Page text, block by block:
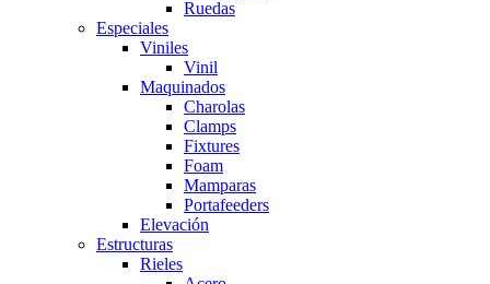
Ruedas
Especiales
Viniles
Vinil
Maquinados
Charolas
Clamps
Fixtures
Foam
Mamparas
Portafeeders
Elevación
Estructuras
Rieles